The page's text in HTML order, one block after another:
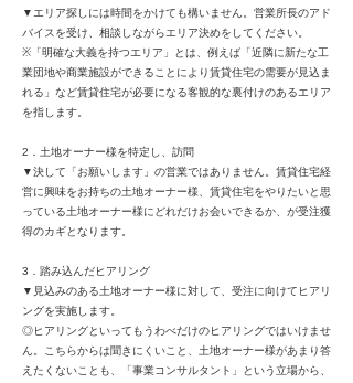
▼エリア探しには時間をかけても構いません。営業所長のアド
バイスを受け、相談しながらエリア決めをしてください。
※「明確な大義を持つエリア」とは、例えば「近隣に新たな工
業団地や商業施設ができることにより賃貸住宅の需要が見込ま
れる」など賃貸住宅が必要になる客観的な裏付けのあるエリア
を指します。
2．土地オーナー様を特定し、訪問
▼決して「お願いします」の営業ではありません。賃貸住宅経
営に興味をお持ちの土地オーナー様、賃貸住宅をやりたいと思
っている土地オーナー様にどれだけお会いできるか、が受注獲
得のカギとなります。
3．踏み込んだヒアリング
▼見込みのある土地オーナー様に対して、受注に向けてヒアリ
ングを実施します。
◎ヒアリングといってもうわべだけのヒアリングではいけませ
ん。こちらからは聞きにくいこと、土地オーナー様があまり答
えたくないことも、「事業コンサルタント」という立場から、